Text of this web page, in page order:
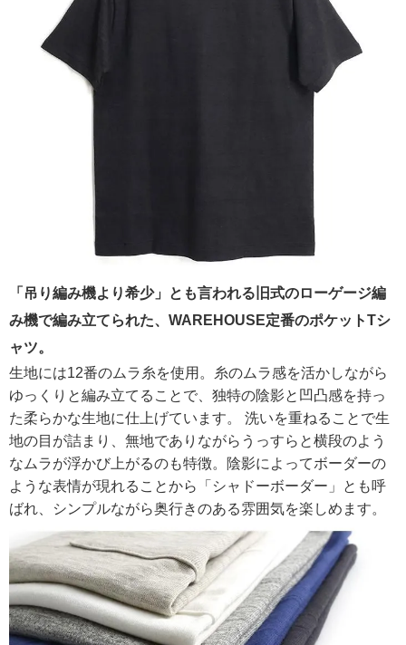
「吊り編み機より希少」とも言われる旧式のローゲージ編
み機で編み立てられた、WAREHOUSE定番のポケットTシ
ャツ。
生地には12番のムラ糸を使用。糸のムラ感を活かしながら
ゆっくりと編み立てることで、独特の陰影と凹凸感を持っ
た柔らかな生地に仕上げています。 洗いを重ねることで生
地の目が詰まり、無地でありながらうっすらと横段のよう
なムラが浮かび上がるのも特徴。陰影によってボーダーの
ような表情が現れることから「シャドーボーダー」とも呼
ばれ、シンプルながら奥行きのある雰囲気を楽しめます。